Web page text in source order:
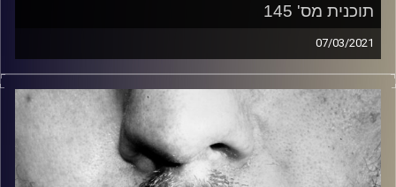
תוכנית מס' 145
07/03/2021
זיפים, מוזיקה מחוספסת של הופעות חיות. הרבה ג'אם, רוק,
בלוז, bluegrass, ג'אז, Fאנק, פרוגרסיב ואפילו אלקטרוניקה.
כל מה שחי, אמיתי ונושם.
עם שמוליק רגב.
קרדיט תמונות: David Goehring